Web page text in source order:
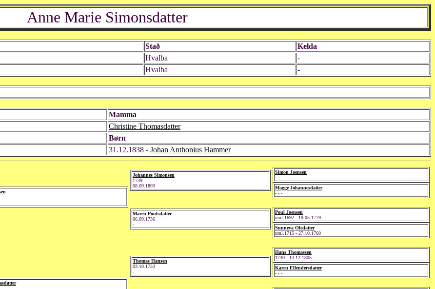
Anne Marie Simonsdatter
Stað
Kelda
Hvalba
-
Hvalba -
Mamma
Christine Thomasdatter
Børn
31.12.1838 - Johan Anthonius Hammer
Johannes Simonsen
1739
08.09.1803
Maren Poulsdatter
06.09.1736
-
Thomas Hansen
03.10.1753
-
Simon Joensen
- - -
Magge Johannesdatter
- - -
Poul Joensen
uml.1692 - 19.05.1779
Sunneva Oledatter
uml.1715 - 27.10.1760
Hans Thomassen
1730 - 13.12.1805
Karen Ellendersdatter
- - -